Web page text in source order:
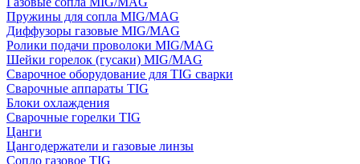
Пружины для сопла MIG/MAG
Диффузоры газовые MIG/MAG
Ролики подачи проволоки MIG/MAG
Шейки горелок (гусаки) MIG/MAG
Сварочное оборудование для TIG сварки
Сварочные аппараты TIG
Блоки охлаждения
Сварочные горелки TIG
Цанги
Цангодержатели и газовые линзы
Сопло газовое TIG